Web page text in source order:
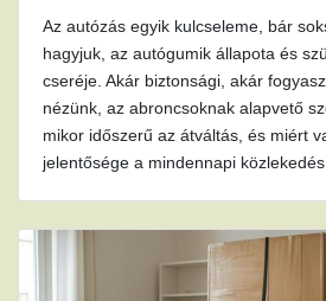
Az autózás egyik kulcseleme, bár
hagyjuk, az autógumik állapota és
cseréje. Akár biztonsági, akár
nézünk, az abroncsoknak alapvető
mikor időszerű az átváltás, és miért
jelentősége a mindennapi